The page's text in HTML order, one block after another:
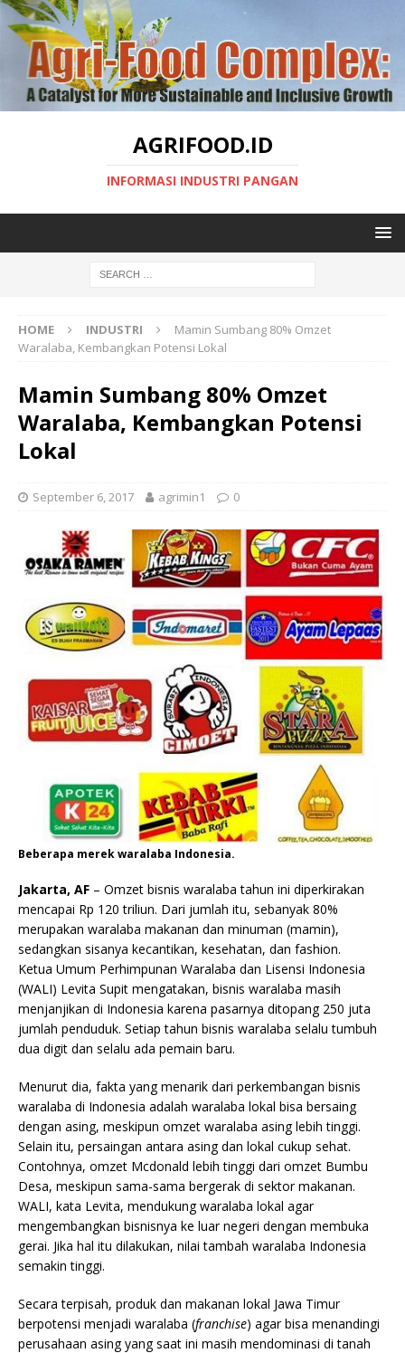
AGRIFOOD.ID
INFORMASI INDUSTRI PANGAN
HOME INDUSTRI
Mamin Sumbang 80% Omzet
Waralaba, Kembangkan Potensi Lokal
Mamin Sumbang 80% Omzet
Waralaba, Kembangkan Potensi
Lokal
September 6, 2017 agrimin1 0
Beberapa merek waralaba Indonesia.
Jakarta, AF – Omzet bisnis waralaba tahun ini diperkirakan
mencapai Rp 120 triliun. Dari jumlah itu, sebanyak 80%
merupakan waralaba makanan dan minuman (mamin),
sedangkan sisanya kecantikan, kesehatan, dan fashion.
Ketua Umum Perhimpunan Waralaba dan Lisensi Indonesia
(WALI) Levita Supit mengatakan, bisnis waralaba masih
menjanjikan di Indonesia karena pasarnya ditopang 250 juta
jumlah penduduk. Setiap tahun bisnis waralaba selalu tumbuh
dua digit dan selalu ada pemain baru.
Menurut dia, fakta yang menarik dari perkembangan bisnis
waralaba di Indonesia adalah waralaba lokal bisa bersaing
dengan asing, meskipun omzet waralaba asing lebih tinggi.
Selain itu, persaingan antara asing dan lokal cukup sehat.
Contohnya, omzet Mcdonald lebih tinggi dari omzet Bumbu
Desa, meskipun sama-sama bergerak di sektor makanan.
WALI, kata Levita, mendukung waralaba lokal agar
mengembangkan bisnisnya ke luar negeri dengan membuka
gerai. Jika hal itu dilakukan, nilai tambah waralaba Indonesia
semakin tinggi.
Secara terpisah, produk dan makanan lokal Jawa Timur
berpotensi menjadi waralaba (franchise) agar bisa menandingi
perusahaan asing yang saat ini masih mendominasi di tanah